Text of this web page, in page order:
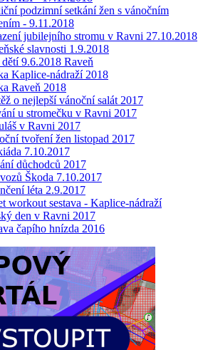
podzimní setkání žen s vánočním
- 9.11.2018
jubilejního stromu v Ravni 27.10.2018
slavnosti 1.9.2018
9.6.2018 Raveň
Kaplice-nádraží 2018
Raveň 2018
o nejlepší vánoční salát 2017
u stromečku v Ravni 2017
v Ravni 2017
tvoření žen listopad 2017
7.10.2017
důchodců 2017
Škoda 7.10.2017
léta 2.9.2017
workout sestava - Kaplice-nádraží
den v Ravni 2017
čapího hnízda 2016